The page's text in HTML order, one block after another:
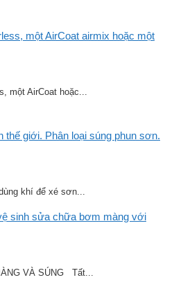
một AirCoat airmix hoặc một
một AirCoat hoặc...
thế giới. Phân loại súng phun sơn.
khí để xé sơn...
sinh sửa chữa bơm màng với
VÀ SÚNG Tất...